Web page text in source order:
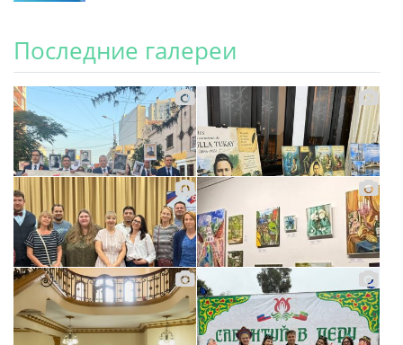
Последние галереи